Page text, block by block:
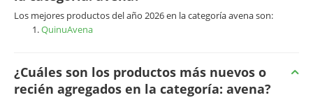
Los mejores productos del año 2026 en la categoría avena son:
QuinuAvena
¿Cuáles son los productos más nuevos o
recién agregados en la categoría: avena?